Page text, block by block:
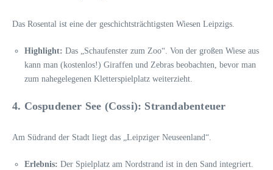
Das Rosental ist eine der geschichtsträchtigsten Wiesen Leipzigs.
Highlight: Das „Schaufenster zum Zoo“. Von der großen Wiese aus
kann man (kostenlos!) Giraffen und Zebras beobachten, bevor man
zum nahegelegenen Kletterspielplatz weiterzieht.
4. Cospudener See (Cossi): Strandabenteuer
Am Südrand der Stadt liegt das „Leipziger Neuseenland“.
Erlebnis: Der Spielplatz am Nordstrand ist in den Sand integriert.